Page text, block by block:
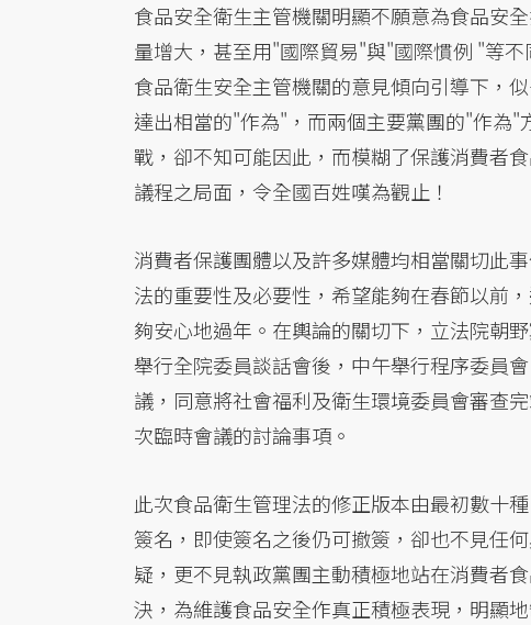
食品安全衛生主管機關明顯不願意為食品安
量增大，甚至用"國際貿易"與"國際慣例 "等
食品衛生安全主管機關的意見傾向引導下，
達出相當的"作為"，而兩個主要黨團的"作為
戰，卻不知可能因此，而模糊了保護消費者
議程之局面，令全國百姓嘆為觀止！
消費者保護團體以及許多媒體均相當關切此
法的重要性及必要性，希望能夠在春節以前
夠安心地過年。在輿論的關切下，立法院朝
舉行全院委員談話會後，中午舉行程序委員
議，同意將社會福利及衛生環境委員會審查
次臨時會議的討論事項。
此次食品衛生管理法的修正版本由最初數十
簽名，即使簽名之後仍可撤簽，卻也不見任
疑，更不見執政黨團主動積極地站在消費者
決，為維護食品安全作真正積極表現，明顯